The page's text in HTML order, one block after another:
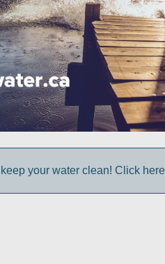
your water clean! Click